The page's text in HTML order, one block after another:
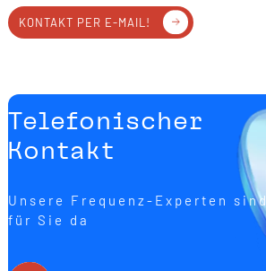
KONTAKT PER E-MAIL!
Telefonischer
Kontakt
Unsere Frequenz-Experten sind
für Sie da